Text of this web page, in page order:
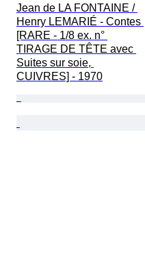
Jean de LA FONTAINE /
Henry LEMARIÉ - Contes
[RARE - 1/8 ex. n°
TIRAGE DE TÊTE avec
Suites sur soie,
CUIVRES] - 1970